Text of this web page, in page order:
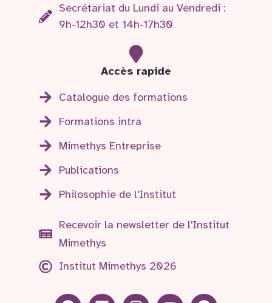
Secrétariat du Lundi au Vendredi :
9h-12h30 et 14h-17h30
Accès rapide
Catalogue des formations
Formations intra
Mimethys Entreprise
Publications
Philosophie de l'Institut
Recevoir la newsletter de l'Institut
Mimethys
Institut Mimethys 2026